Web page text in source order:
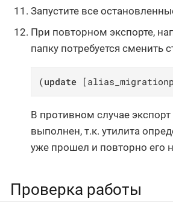
Запустите все
При повторном экспорте,
папку потребуется сменить
(update
В противном случае экспорт
выполнен, т.к. утилита
уже прошел и повторно его
Проверка работы